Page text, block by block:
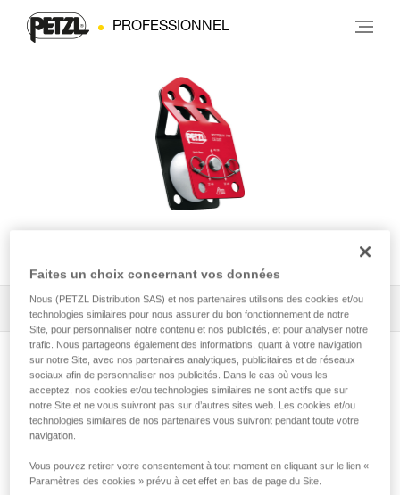
PROFESSIONNEL
Tous les conseils techniques 1
Comment calculer le rapport de mouflage
Faites un choix concernant vos données
Nous (PETZL Distribution SAS) et nos partenaires utilisons des cookies et/ou
technologies similaires pour nous assurer du bon fonctionnement de notre
Site, pour personnaliser notre contenu et nos publicités, et pour analyser notre
trafic. Nous partageons également des informations, quant à votre navigation
sur notre Site, avec nos partenaires analytiques, publicitaires et de réseaux
sociaux afin de personnaliser nos publicités. Dans le cas où vous les
acceptez, nos cookies et/ou technologies similaires ne sont actifs que sur
notre Site et ne vous suivront pas sur d’autres sites web. Les cookies et/ou
technologies similaires de nos partenaires vous suivront pendant toute votre
navigation.
Vous pouvez retirer votre consentement à tout moment en cliquant sur le lien «
Paramètres des cookies » prévu à cet effet en bas de page du Site.